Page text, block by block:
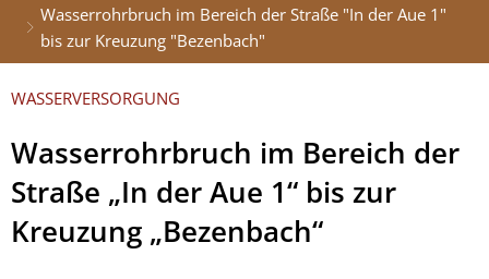
Wasserrohrbruch im Bereich der Straße "In der Aue 1"
bis zur Kreuzung "Bezenbach"
WASSERVERSORGUNG
Wasserrohrbruch im Bereich der
Straße „In der Aue 1“ bis zur
Kreuzung „Bezenbach“